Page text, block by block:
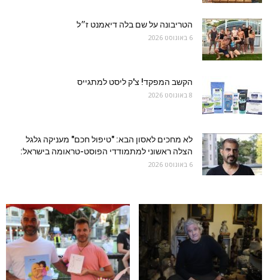
הטריבונה על שם בלה דיאמנט ז״ל
6 באוגוסט 2026
הקשב המפקד! צ'ק ליסט למתגייס
8 באוגוסט 2026
לא מחכים לאסון הבא: "טיפול חכם" מעניקה גלגל
הצלה ראשוני למתמודדי הפוסט-טראומה בישראל:
6 באוגוסט 2026